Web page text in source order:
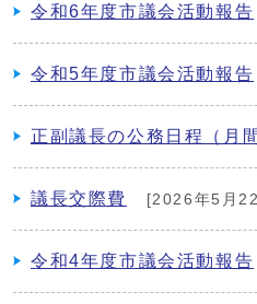
令和6年度市議会活動報告
令和5年度市議会活動報告
正副議長の公務日程（月間
議長交際費 [2026年5月
令和4年度市議会活動報告